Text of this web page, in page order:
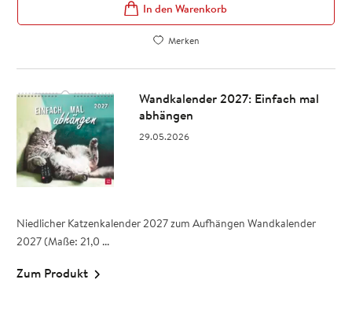
In den Warenkorb
Merken
Wandkalender 2027: Einfach mal
abhängen
29.05.2026
Niedlicher Katzenkalender 2027 zum Aufhängen Wandkalender
2027 (Maße: 21,0 ...
Zum Produkt